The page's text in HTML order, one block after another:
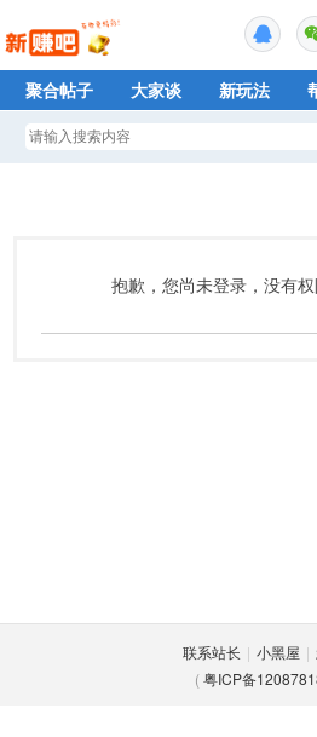
聚合帖子 大家谈 新玩法
抱歉，您尚未登录，没有
联系站长 | 小黑屋 |
(粤ICP备